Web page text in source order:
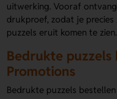
uitwerking. Vooraf
drukproef, zodat je
puzzels eruit komen te zien.
Bedrukte puzzels
Promotions
Bedrukte puzzels